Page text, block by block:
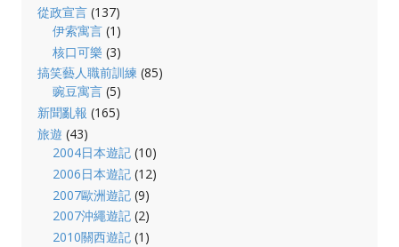
從政宣言(137)
伊索寓言 (1)
核口可樂 (3)
搞笑藝人職前訓練 (85)
豌豆寓言 (5)
新聞亂報 (165)
旅遊 (43)
2004日本遊記 (10)
2006日本遊記 (12)
2007歐洲遊記 (9)
2007沖繩遊記 (2)
2010關西遊記 (1)